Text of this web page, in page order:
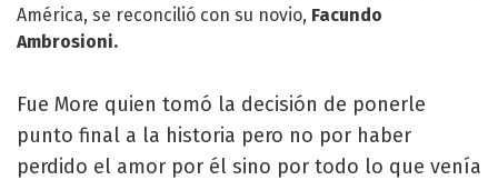
América, se reconcilió con su novio, Facundo
Ambrosioni.
Fue More quien tomó la decisión de ponerle
punto final a la historia pero no por haber
perdido el amor por él sino por todo lo que venía